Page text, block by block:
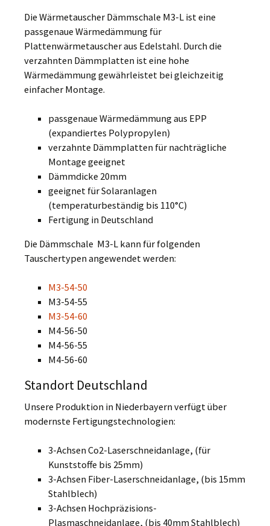
Die Wärmetauscher Dämmschale M3-L ist eine
passgenaue Wärmedämmung für
Plattenwärmetauscher aus Edelstahl. Durch die
verzahnten Dämmplatten ist eine hohe
Wärmedämmung gewährleistet bei gleichzeitig
einfacher Montage.
passgenaue Wärmedämmung aus EPP
(expandiertes Polypropylen)
verzahnte Dämmplatten für nachträgliche
Montage geeignet
Dämmdicke 20mm
geeignet für Solaranlagen
(temperaturbeständig bis 110°C)
Fertigung in Deutschland
Die Dämmschale M3-L kann für folgenden
Tauschertypen angewendet werden:
M3-54-50
M3-54-55
M3-54-60
M4-56-50
M4-56-55
M4-56-60
Standort Deutschland
Unsere Produktion in Niederbayern verfügt über
modernste Fertigungstechnologien:
3-Achsen Co2-Laserschneidanlage, (für
Kunststoffe bis 25mm)
3-Achsen Fiber-Laserschneidanlage, (bis 15mm
Stahlblech)
3-Achsen Hochpräzisions-
Plasmaschneidanlage, (bis 40mm Stahlblech)